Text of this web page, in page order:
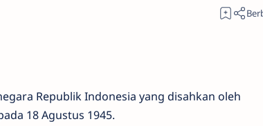
Republik Indonesia yang disahkan oleh
18 Agustus 1945.